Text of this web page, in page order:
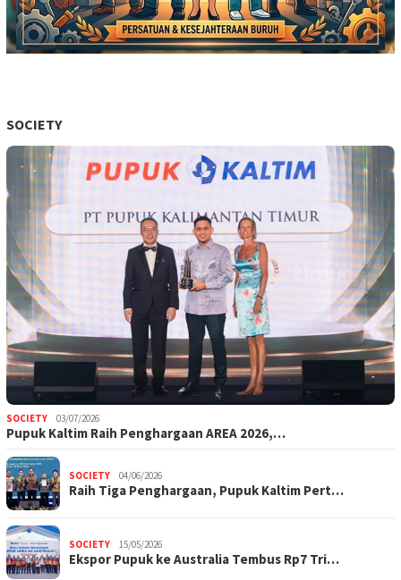
SOCIETY
SOCIETY 03/07/2026
Pupuk Kaltim Raih Penghargaan AREA 2026,…
SOCIETY 04/06/2026
Raih Tiga Penghargaan, Pupuk Kaltim Pert…
SOCIETY 15/05/2026
Ekspor Pupuk ke Australia Tembus Rp7 Tri…